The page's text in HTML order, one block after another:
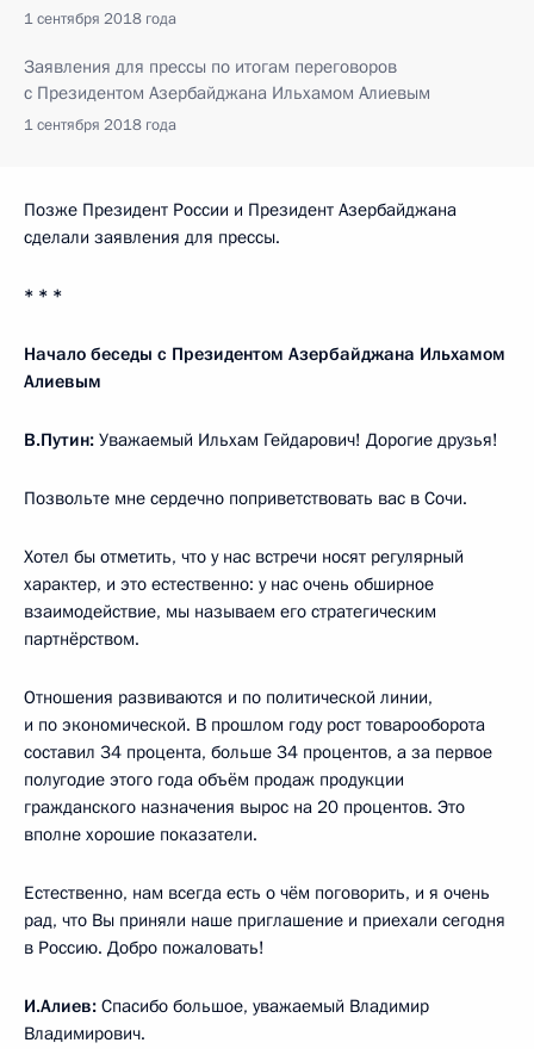
1 сентября 2018 года
Заявления для прессы по итогам переговоров
с Президентом Азербайджана Ильхамом Алиевым
1 сентября 2018 года
Позже Президент России и Президент Азербайджана
сделали заявления для прессы.
* * *
Начало беседы с Президентом Азербайджана Ильхамом
Алиевым
В.Путин: Уважаемый Ильхам Гейдарович! Дорогие друзья!
Позвольте мне сердечно поприветствовать вас в Сочи.
Хотел бы отметить, что у нас встречи носят регулярный
характер, и это естественно: у нас очень обширное
взаимодействие, мы называем его стратегическим
партнёрством.
Отношения развиваются и по политической линии,
и по экономической. В прошлом году рост товарооборота
составил 34 процента, больше 34 процентов, а за первое
полугодие этого года объём продаж продукции
гражданского назначения вырос на 20 процентов. Это
вполне хорошие показатели.
Естественно, нам всегда есть о чём поговорить, и я очень
рад, что Вы приняли наше приглашение и приехали сегодня
в Россию. Добро пожаловать!
И.Алиев: Спасибо большое, уважаемый Владимир
Владимирович.